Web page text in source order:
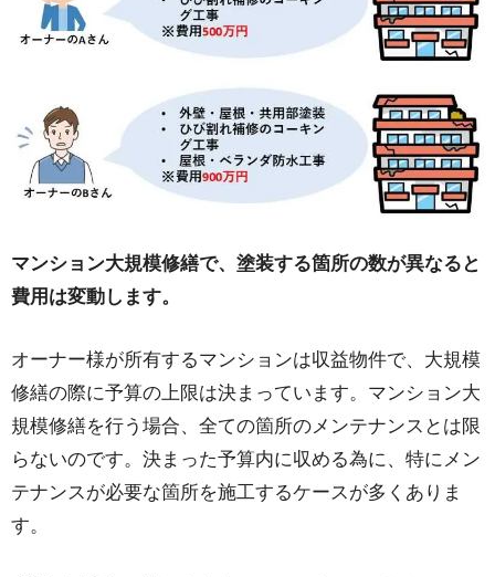
マンション大規模修繕で、塗装する箇所の数が異なると
費用は変動します。
オーナー様が所有するマンションは収益物件で、大規模
修繕の際に予算の上限は決まっています。マンション大
規模修繕を行う場合、全ての箇所のメンテナンスとは限
らないのです。決まった予算内に収める為に、特にメン
テナンスが必要な箇所を施工するケースが多くありま
す。